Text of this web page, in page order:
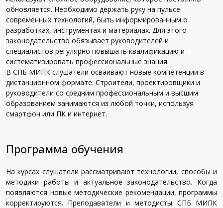
обновляется. Необходимо держать руку на пульсе
современных технологий, быть информированным о
разработках, инструментах и материалах. Для этого
законодательство обязывает руководителей и
специалистов регулярно повышать квалификацию и
систематизировать профессиональные знания.
В СПБ МИПК слушатели осваивают новые компетенции в
дистанционном формате. Строители, проектировщики и
руководители со средним профессиональным и высшим
образованием занимаются из любой точки, используя
смартфон или ПК и интернет.
Программа обучения
На курсах слушатели рассматривают технологии, способы и
методики работы и актуальное законодательство. Когда
появляются новые методические рекомендации, программы
корректируются. Преподаватели и методисты СПБ МИПК